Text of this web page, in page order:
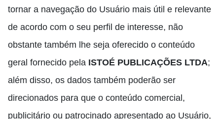
tornar a navegação do Usuário mais útil e relevante
de acordo com o seu perfil de interesse, não
obstante também lhe seja oferecido o conteúdo
geral fornecido pela ISTOÉ PUBLICAÇÕES LTDA;
além disso, os dados também poderão ser
direcionados para que o conteúdo comercial,
publicitário ou patrocinado apresentado ao Usuário,